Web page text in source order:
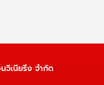
จิเนียริ่ง จำกัด